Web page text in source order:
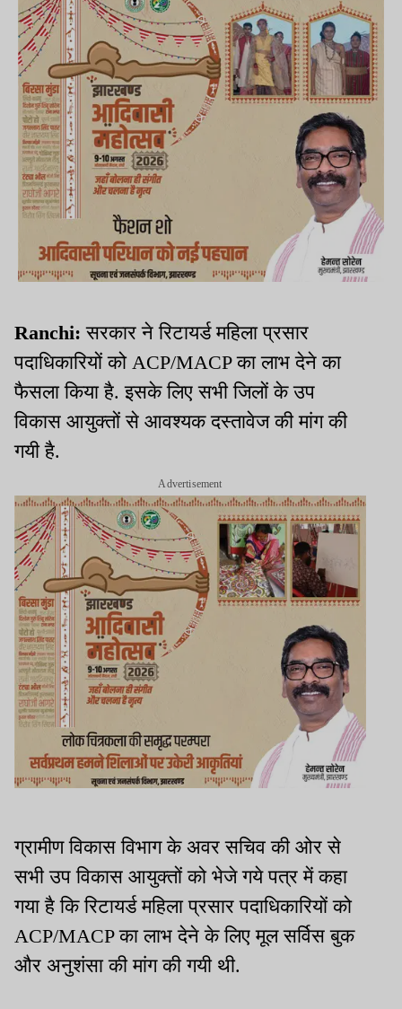
Ranchi: सरकार ने रिटायर्ड महिला प्रसार
पदाधिकारियों को ACP/MACP का लाभ देने का
फैसला किया है. इसके लिए सभी जिलों के उप
विकास आयुक्तों से आवश्यक दस्तावेज की मांग की
गयी है.
Advertisement
ग्रामीण विकास विभाग के अवर सचिव की ओर से
सभी उप विकास आयुक्तों को भेजे गये पत्र में कहा
गया है कि रिटायर्ड महिला प्रसार पदाधिकारियों को
ACP/MACP का लाभ देने के लिए मूल सर्विस बुक
और अनुशंसा की मांग की गयी थी.